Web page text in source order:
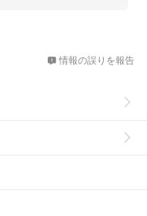
情報の誤りを報告